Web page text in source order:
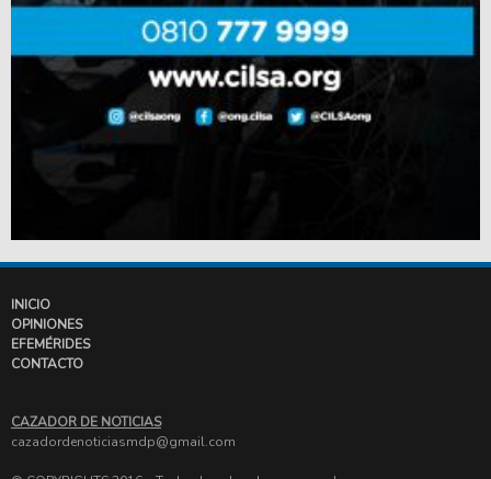
INICIO
OPINIONES
EFEMÉRIDES
CONTACTO
CAZADOR DE NOTICIAS
cazadordenoticiasmdp@gmail.com